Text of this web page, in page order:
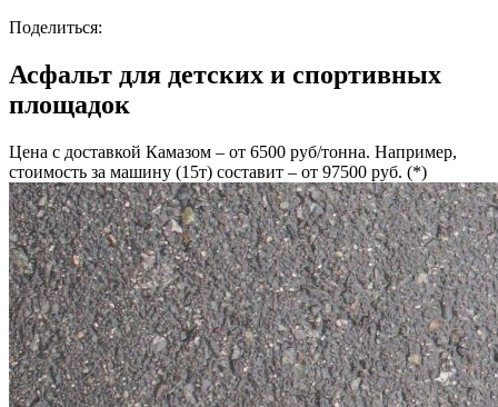
Поделиться:
Асфальт для детских и спортивных
площадок
Цена с доставкой Камазом – от 6500 руб/тонна. Например,
стоимость за машину (15т) составит – от 97500 руб. (*)